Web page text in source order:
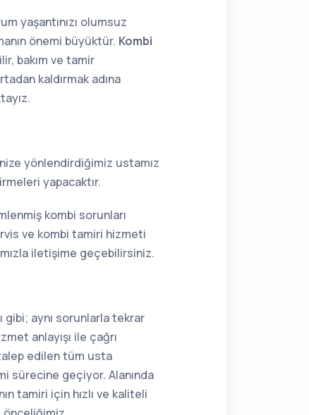
yaşantınızı olumsuz
önemi büyüktür. Kombi
bakım ve tamir
kaldırmak adına
yönlendirdiğimiz ustamız
yapacaktır.
kombi sorunları
ve kombi tamiri hizmeti
iletişime geçebilirsiniz.
gibi; aynı sorunlarla tekrar
anlayışı ile çağrı
edilen tüm usta
sürecine geçiyor. Alanında
tamiri için hızlı ve kaliteli